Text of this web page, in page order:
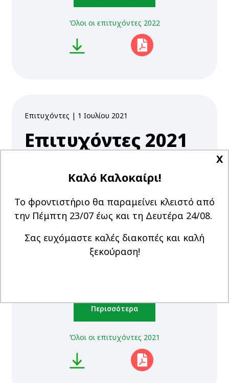
Όλοι οι επιτυχόντες 2022
Επιτυχόντες | 1 Ιουλίου 2021
Επιτυχόντες 2021
Αρχιτεκτόνων Μηχανικών Ε.Μ.Π. 2ος =19279
3ο Επιστημονικό πεδίο - Βαμβακάρη Ιωάννα -
18740
4ο Επιστημονικό πεδίο - Κυρίτση Ελένη -
Εσωτερικής Αρχιτεκτονικής ΠΑ.Δ.Α. =
Περισσότερα
Όλοι οι επιτυχόντες 2021
X
Καλό Καλοκαίρι!
Το φροντιστήριο θα παραμείνει κλειστό από
την Πέμπτη 23/07 έως και τη Δευτέρα 24/08.
Σας ευχόμαστε καλές διακοπές και καλή
ξεκούραση!